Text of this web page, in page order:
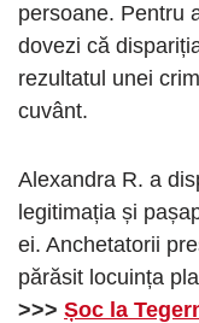
persoane. Pentru
dovezi că
rezultatul unei
cuvânt.
Alexandra R. a
legitimația și
ei. Anchetatorii
părăsit locuința
>>> Șoc la